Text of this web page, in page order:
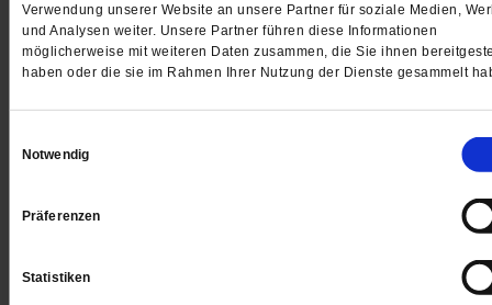
Verwendung unserer Website an unsere Partner für soziale Medien,
und Analysen weiter. Unsere Partner führen diese Informationen
möglicherweise mit weiteren Daten zusammen, die Sie ihnen
haben oder die sie im Rahmen Ihrer Nutzung der Dienste gesammelt
Notwendig
Präferenzen
Statistiken
St. Gertrud in Köln. Die monumentale Skulptur von Gil
Shachar entstand nach dem Abdruck eines echten
und brauchte von der ersten Idee bis zur Fertigstellung